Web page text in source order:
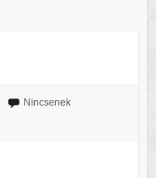
Nincsenek